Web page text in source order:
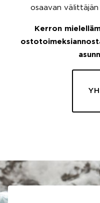
osaavan
Kerron